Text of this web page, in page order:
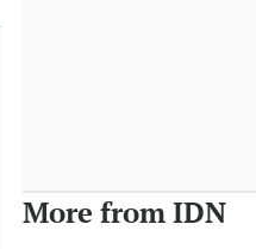
More from IDN